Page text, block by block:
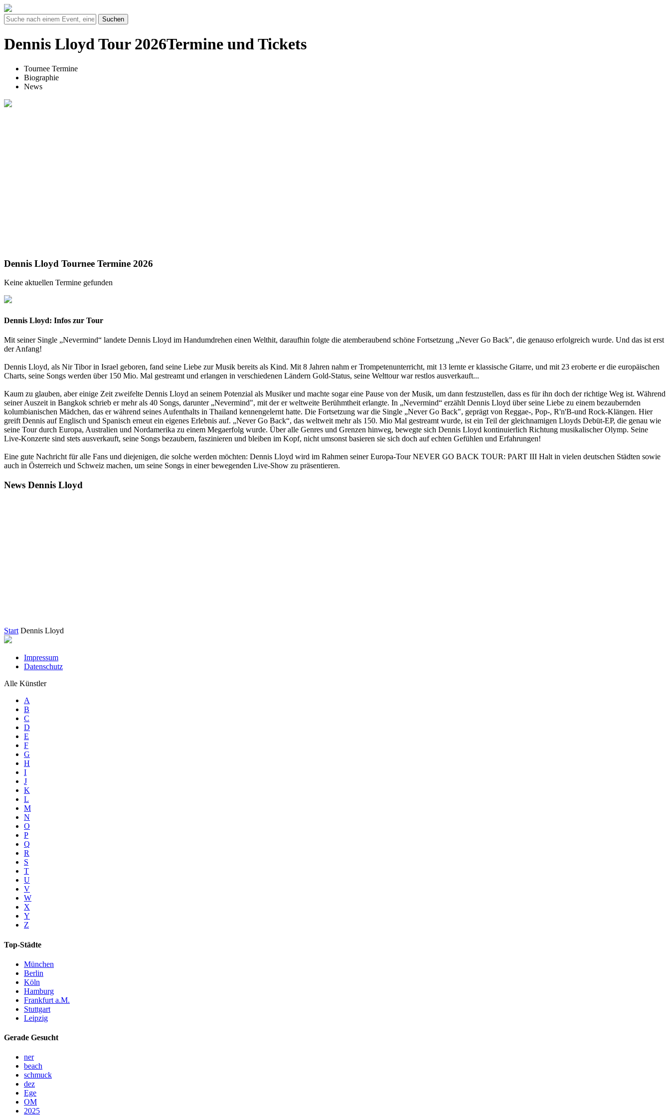
Suchen
Dennis Lloyd Tour 2026Termine und Tickets
Tournee Termine
Biographie
News
Dennis Lloyd Tournee Termine 2026
Keine aktuellen Termine gefunden
Dennis Lloyd: Infos zur Tour
Mit seiner Single „Nevermind“ landete Dennis Lloyd im Handumdrehen einen Welthit, daraufhin folgte die atemberaubend schöne Fortsetzung „Never Go Back", die genauso erfolgreich wurde. Und das ist erst
der Anfang!
Dennis Lloyd, als Nir Tibor in Israel geboren, fand seine Liebe zur Musik bereits als Kind. Mit 8 Jahren nahm er Trompetenunterricht, mit 13 lernte er klassische Gitarre, und mit 23 eroberte er die europäischen
Charts, seine Songs werden über 150 Mio. Mal gestreamt und erlangen in verschiedenen Ländern Gold-Status, seine Welttour war restlos ausverkauft...
Kaum zu glauben, aber einige Zeit zweifelte Dennis Lloyd an seinem Potenzial als Musiker und machte sogar eine Pause von der Musik, um dann festzustellen, dass es für ihn doch der richtige Weg ist. Während
seiner Auszeit in Bangkok schrieb er mehr als 40 Songs, darunter „Nevermind", mit der er weltweite Berühmtheit erlangte. In „Nevermind“ erzählt Dennis Lloyd über seine Liebe zu einem bezaubernden
kolumbianischen Mädchen, das er während seines Aufenthalts in Thailand kennengelernt hatte. Die Fortsetzung war die Single „Never Go Back", geprägt von Reggae-, Pop-, R'n'B-und Rock-Klängen. Hier
greift Dennis auf Englisch und Spanisch erneut ein eigenes Erlebnis auf. „Never Go Back“, das weltweit mehr als 150. Mio Mal gestreamt wurde, ist ein Teil der gleichnamigen Lloyds Debüt-EP, die genau wie
seine Tour durch Europa, Australien und Nordamerika zu einem Megaerfolg wurde. Über alle Genres und Grenzen hinweg, bewegte sich Dennis Lloyd kontinuierlich Richtung musikalischer Olymp. Seine
Live-Konzerte sind stets ausverkauft, seine Songs bezaubern, faszinieren und bleiben im Kopf, nicht umsonst basieren sie sich doch auf echten Gefühlen und Erfahrungen!
Eine gute Nachricht für alle Fans und diejenigen, die solche werden möchten: Dennis Lloyd wird im Rahmen seiner Europa-Tour NEVER GO BACK TOUR: PART III Halt in vielen deutschen Städten sowie
auch in Österreich und Schweiz machen, um seine Songs in einer bewegenden Live-Show zu präsentieren.
News Dennis Lloyd
Start Dennis Lloyd
Impressum
Datenschutz
Alle Künstler
A
B
C
D
E
F
G
H
I
J
K
L
M
N
O
P
Q
R
S
T
U
V
W
X
Y
Z
Top-Städte
München
Berlin
Köln
Hamburg
Frankfurt a.M.
Stuttgart
Leipzig
Gerade Gesucht
ner
beach
schmuck
dez
Ege
OM
2025